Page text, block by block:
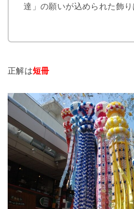
達」の願いが込められた飾り
正解は短冊